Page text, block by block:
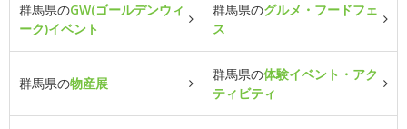
群馬県のGW(ゴールデンウィ
ーク)イベント
群馬県のグルメ・フードフェ
ス
群馬県の物産展
群馬県の体験イベント・アク
ティビティ